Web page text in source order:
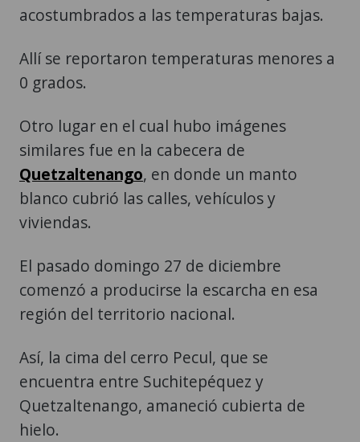
acostumbrados a las temperaturas bajas.
Allí se reportaron temperaturas menores a
0 grados.
Otro lugar en el cual hubo imágenes
similares fue en la cabecera de
Quetzaltenango, en donde un manto
blanco cubrió las calles, vehículos y
viviendas.
El pasado domingo 27 de diciembre
comenzó a producirse la escarcha en esa
región del territorio nacional.
Así, la cima del cerro Pecul, que se
encuentra entre Suchitepéquez y
Quetzaltenango, amaneció cubierta de
hielo.